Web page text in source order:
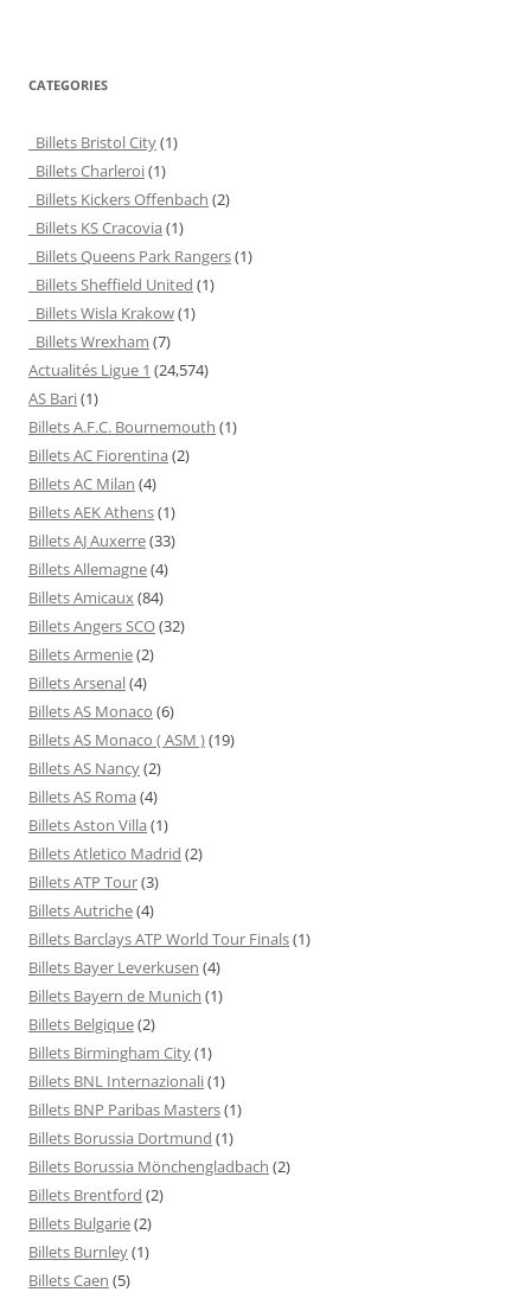
CATEGORIES
Billets Bristol City(1)
Billets Charleroi(1)
Billets Kickers Offenbach (2)
Billets KS Cracovia (1)
Billets Queens Park Rangers(1)
Billets Sheffield United (1)
Billets Wisla Krakow(1)
Billets Wrexham (7)
Actualités Ligue 1 (24,574)
AS Bari(1)
Billets A.F.C. Bournemouth (1)
Billets AC Fiorentina (2)
Billets AC Milan (4)
Billets AEK Athens(1)
Billets AJ Auxerre(33)
Billets Allemagne(4)
Billets Amicaux(84)
Billets Angers SCO(32)
Billets Armenie(2)
Billets Arsenal(4)
Billets AS Monaco (6)
Billets AS Monaco ( ASM )(19)
Billets AS Nancy(2)
Billets AS Roma (4)
Billets Aston Villa (1)
Billets Atletico Madrid (2)
Billets ATP Tour(3)
Billets Autriche(4)
Billets Barclays ATP World Tour Finals(1)
Billets Bayer Leverkusen (4)
Billets Bayern de Munich (1)
Billets Belgique(2)
Billets Birmingham City(1)
Billets BNL Internazionali(1)
Billets BNP Paribas Masters(1)
Billets Borussia Dortmund (1)
Billets Borussia Mönchengladbach (2)
Billets Brentford (2)
Billets Bulgarie(2)
Billets Burnley(1)
Billets Caen (5)